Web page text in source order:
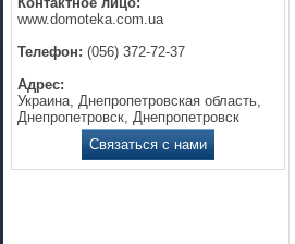
www.domoteka.com.ua
Телефон: (056) 372-72-37
Адрес:
Украина, Днепропетровская область,
Днепропетровск, Днепропетровск
Связаться с нами